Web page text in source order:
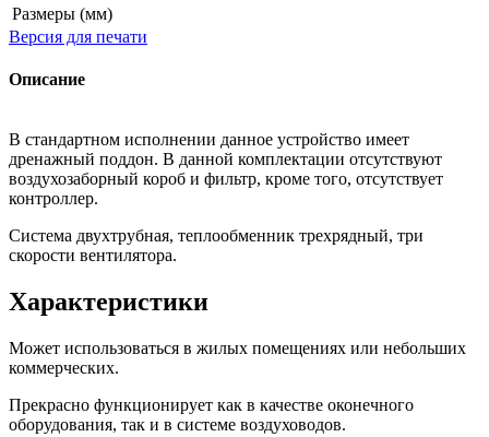
Размеры (мм)
Версия для печати
Описание
В стандартном исполнении данное устройство имеет
дренажный поддон. В данной комплектации отсутствуют
воздухозаборный короб и фильтр, кроме того, отсутствует
контроллер.
Система двухтрубная, теплообменник трехрядный, три
скорости вентилятора.
Характеристики
Может использоваться в жилых помещениях или небольших
коммерческих.
Прекрасно функционирует как в качестве оконечного
оборудования, так и в системе воздуховодов.